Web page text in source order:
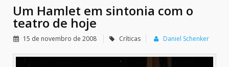
Um Hamlet em sintonia com o
teatro de hoje
15 de novembro de 2008 Críticas Daniel Schenker